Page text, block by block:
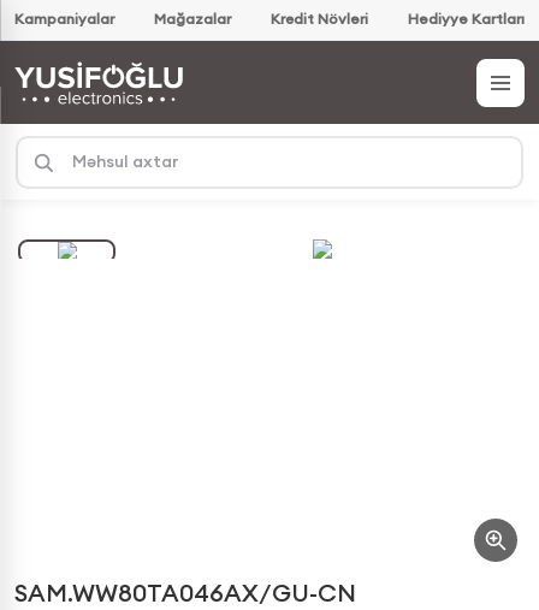
Kampaniyalar Mağazalar Kredit Növləri Hədiyyə Kartları
SAM.WW80TA046AX/GU-CN